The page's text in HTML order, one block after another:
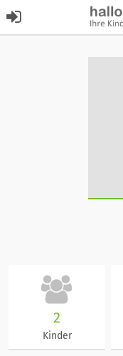
2
Kinder